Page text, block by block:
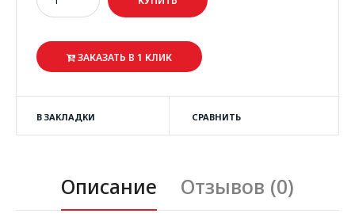
ЗАКАЗАТЬ В 1 КЛИК
В ЗАКЛАДКИ СРАВНИТЬ
Описание Отзывов (0)